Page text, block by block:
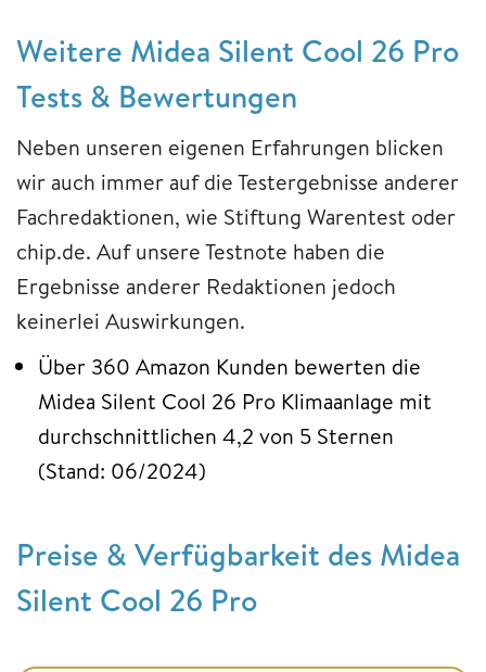
Weitere Midea Silent Cool 26 Pro
Tests & Bewertungen
Neben unseren eigenen Erfahrungen blicken
wir auch immer auf die Testergebnisse anderer
Fachredaktionen, wie Stiftung Warentest oder
chip.de. Auf unsere Testnote haben die
Ergebnisse anderer Redaktionen jedoch
keinerlei Auswirkungen.
Über 360 Amazon Kunden bewerten die
Midea Silent Cool 26 Pro Klimaanlage mit
durchschnittlichen 4,2 von 5 Sternen
(Stand: 06/2024)
Preise & Verfügbarkeit des Midea
Silent Cool 26 Pro